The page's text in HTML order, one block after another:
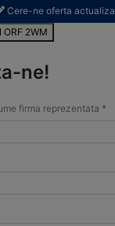
Cere-ne oferta
2WM
ne!
firma reprezentata *